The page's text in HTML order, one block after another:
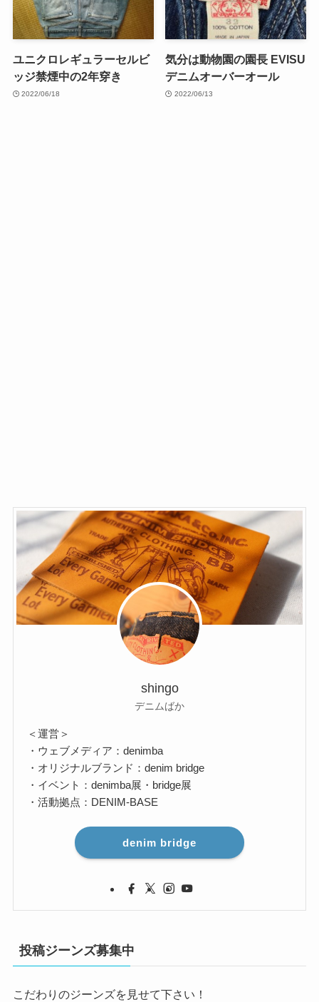
ユニクロレギュラーセルビ
ッジ禁煙中の2年穿き
2022/06/18
気分は動物園の園長 EVISU
デニムオーバーオール
2022/06/13
shingo
デニムばか
＜運営＞
・ウェブメディア：denimba
・オリジナルブランド：denim bridge
・イベント：denimba展・bridge展
・活動拠点：DENIM-BASE
denim bridge
投稿ジーンズ募集中
こだわりのジーンズを見せて下さい！